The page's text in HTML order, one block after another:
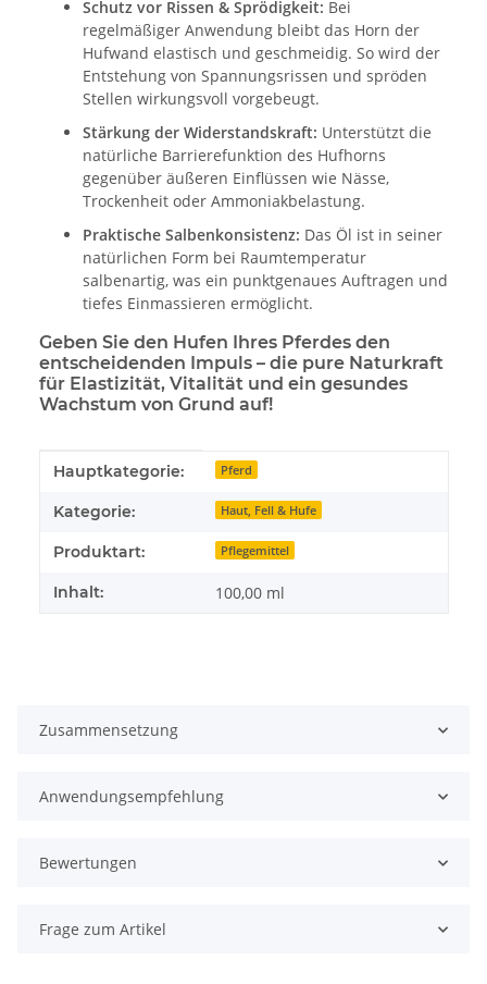
Schutz vor Rissen & Sprödigkeit: Bei
regelmäßiger Anwendung bleibt das Horn der
Hufwand elastisch und geschmeidig. So wird der
Entstehung von Spannungsrissen und spröden
Stellen wirkungsvoll vorgebeugt.
Stärkung der Widerstandskraft: Unterstützt die
natürliche Barrierefunktion des Hufhorns
gegenüber äußeren Einflüssen wie Nässe,
Trockenheit oder Ammoniakbelastung.
Praktische Salbenkonsistenz: Das Öl ist in seiner
natürlichen Form bei Raumtemperatur
salbenartig, was ein punktgenaues Auftragen und
tiefes Einmassieren ermöglicht.
Geben Sie den Hufen Ihres Pferdes den
entscheidenden Impuls – die pure Naturkraft
für Elastizität, Vitalität und ein gesundes
Wachstum von Grund auf!
Produkteigenschaft
Wert
Hauptkategorie: Pferd
Kategorie: Haut, Fell & Hufe
Produktart: Pflegemittel
Inhalt: 100,00 ml
Zusammensetzung
Anwendungsempfehlung
Bewertungen
Frage zum Artikel